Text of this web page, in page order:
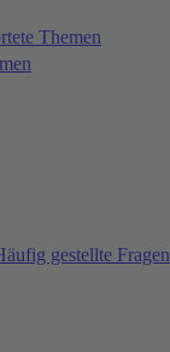
Themen
gestellte Fragen